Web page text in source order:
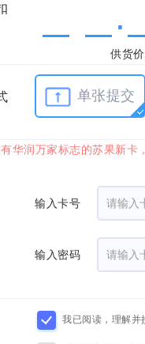
.
供货价
单张提交
华润万家标志的苏果新卡
输入卡号
输入密码
我已阅读，理解并